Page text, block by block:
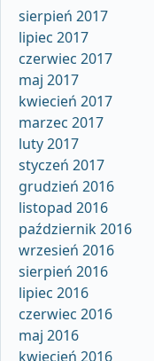
sierpień 2017
lipiec 2017
czerwiec 2017
maj 2017
kwiecień 2017
marzec 2017
luty 2017
styczeń 2017
grudzień 2016
listopad 2016
październik 2016
wrzesień 2016
sierpień 2016
lipiec 2016
czerwiec 2016
maj 2016
kwiecień 2016